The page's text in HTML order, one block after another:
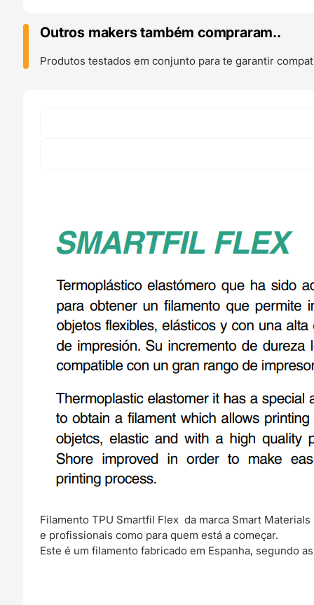
93A
MEDIUM
SKIN
Outros makers também compraram..
Produtos testados em conjunto para te garantir
Filamento TPU Smartfil Flex da marca Smart
e profissionais como para quem está a começar.
Este é um filamento fabricado em Espanha, segundo